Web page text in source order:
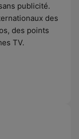
publicité.
des
des points
TV.